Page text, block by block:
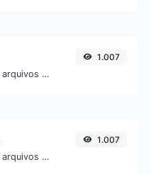
Converta facilmente arquivos de imagem ICO para WEBP.
1.007
Converta facilmente arquivos de imagem WEBP para PNG.
1.007